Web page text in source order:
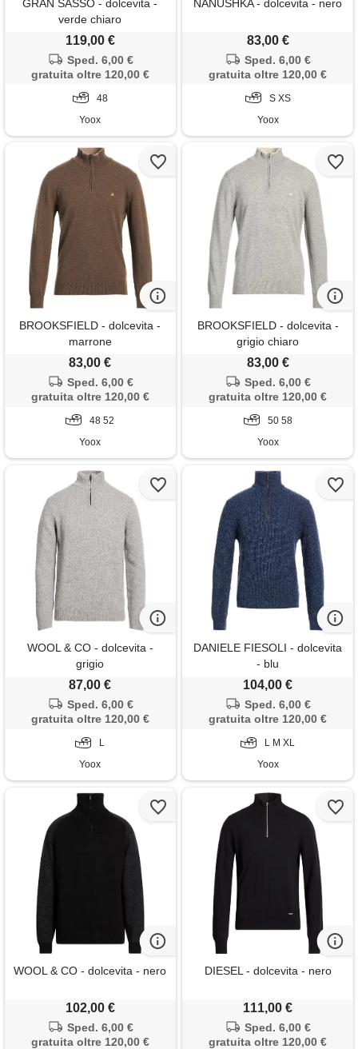
GRAN SASSO - dolcevita -
verde chiaro
119,00 €
Sped. 6,00 €
gratuita oltre 120,00 €
48
Yoox
NANUSHKA - dolcevita - nero
83,00 €
Sped. 6,00 €
gratuita oltre 120,00 €
S XS
Yoox
BROOKSFIELD - dolcevita -
marrone
83,00 €
Sped. 6,00 €
gratuita oltre 120,00 €
48 52
Yoox
BROOKSFIELD - dolcevita -
grigio chiaro
83,00 €
Sped. 6,00 €
gratuita oltre 120,00 €
50 58
Yoox
WOOL & CO - dolcevita -
grigio
87,00 €
Sped. 6,00 €
gratuita oltre 120,00 €
L
Yoox
DANIELE FIESOLI - dolcevita
- blu
104,00 €
Sped. 6,00 €
gratuita oltre 120,00 €
L M XL
Yoox
WOOL & CO - dolcevita - nero
102,00 €
Sped. 6,00 €
gratuita oltre 120,00 €
DIESEL - dolcevita - nero
111,00 €
Sped. 6,00 €
gratuita oltre 120,00 €